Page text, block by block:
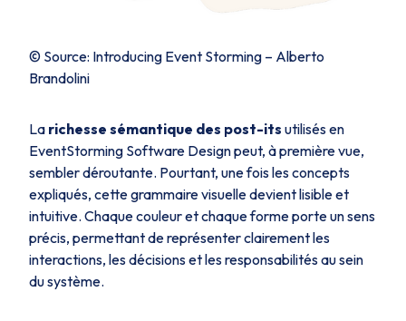
© Source: Introducing Event Storming – Alberto
Brandolini
La richesse sémantique des post-its utilisés en
EventStorming Software Design peut, à première vue,
sembler déroutante. Pourtant, une fois les concepts
expliqués, cette grammaire visuelle devient lisible et
intuitive. Chaque couleur et chaque forme porte un sens
précis, permettant de représenter clairement les
interactions, les décisions et les responsabilités au sein
du système.